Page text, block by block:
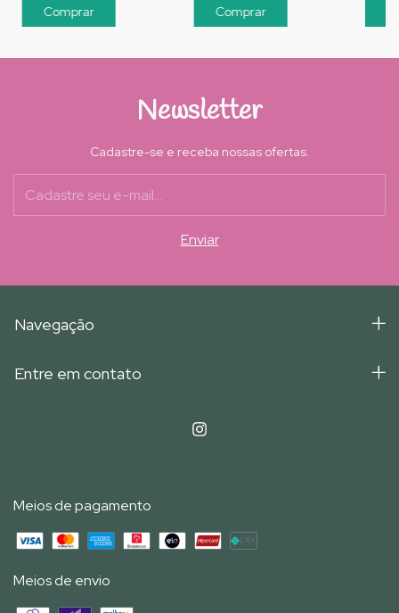
Comprar
Newsletter
Cadastre-se e receba nossas ofertas.
Navegação
Entre em contato
Meios de pagamento
Meios de envio